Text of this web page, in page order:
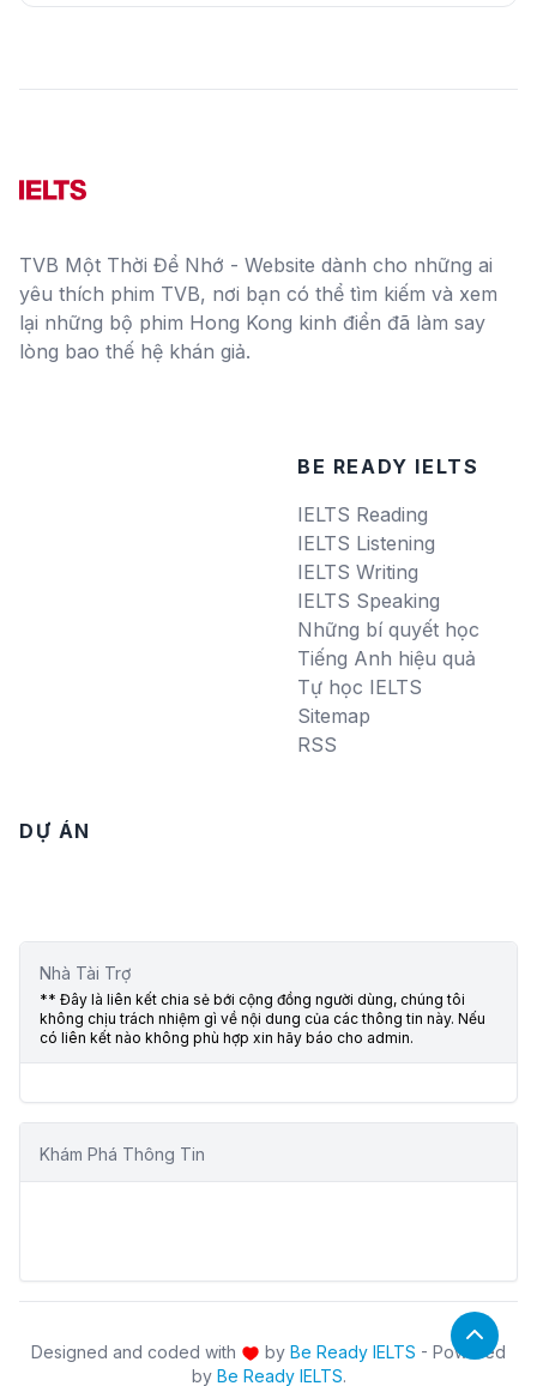
TVB Một Thời Để Nhớ - Website dành cho những ai
yêu thích phim TVB, nơi bạn có thể tìm kiếm và xem
lại những bộ phim Hong Kong kinh điển đã làm say
lòng bao thế hệ khán giả.
BE READY IELTS
IELTS Reading
IELTS Listening
IELTS Writing
IELTS Speaking
Những bí quyết học
Tiếng Anh hiệu quả
Tự học IELTS
Sitemap
RSS
DỰ ÁN
Nhà Tài Trợ
** Đây là liên kết chia sẻ bới cộng đồng người dùng, chúng tôi
không chịu trách nhiệm gì về nội dung của các thông tin này. Nếu
có liên kết nào không phù hợp xin hãy báo cho admin.
Khám Phá Thông Tin
Designed and coded with by Be Ready IELTS - Powered
by Be Ready IELTS.